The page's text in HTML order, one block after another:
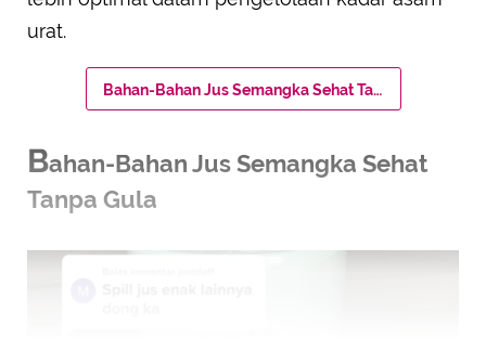
urat.
Bahan-Bahan Jus Semangka Sehat Tanpa Gula
Bahan-Bahan Jus Semangka Sehat
Tanpa Gula